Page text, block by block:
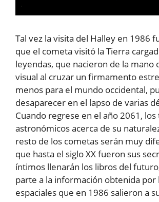
Tal vez la visita del Halley en 1986
que el cometa visitó la Tierra
leyendas, que nacieron de la mano
visual al cruzar un firmamento
menos para el mundo occidental,
desaparecer en el lapso de varias
Cuando regrese en el año 2061,
astronómicos acerca de su
resto de los cometas serán muy
que hasta el siglo XX fueron sus
íntimos llenarán los libros del
parte a la información obtenida por
espaciales que en 1986 salieron a